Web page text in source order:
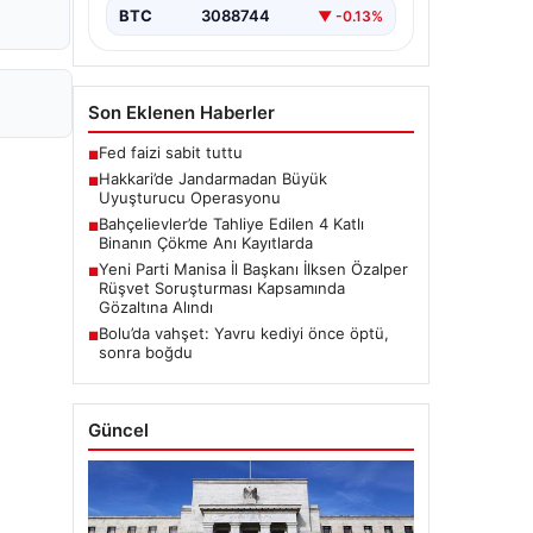
BTC 3088744 ▼ -0.13%
Son Eklenen Haberler
■Fed faizi sabit tuttu
■Hakkari’de Jandarmadan Büyük
Uyuşturucu Operasyonu
■Bahçelievler’de Tahliye Edilen 4 Katlı
Binanın Çökme Anı Kayıtlarda
■Yeni Parti Manisa İl Başkanı İlksen Özalper
Rüşvet Soruşturması Kapsamında
Gözaltına Alındı
■Bolu’da vahşet: Yavru kediyi önce öptü,
sonra boğdu
Güncel